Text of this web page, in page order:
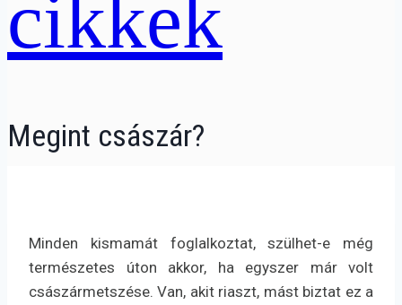
cikkek
Megint császár?
Minden kismamát foglalkoztat, szülhet-e még
természetes úton akkor, ha egyszer már volt
császármetszése. Van, akit riaszt, mást biztat ez a